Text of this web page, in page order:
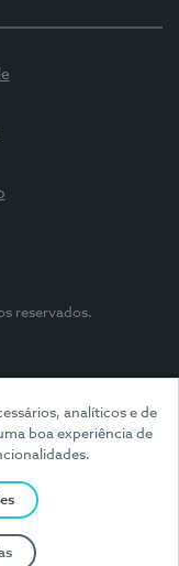
analíticos e de
boa experiência de
reservados.